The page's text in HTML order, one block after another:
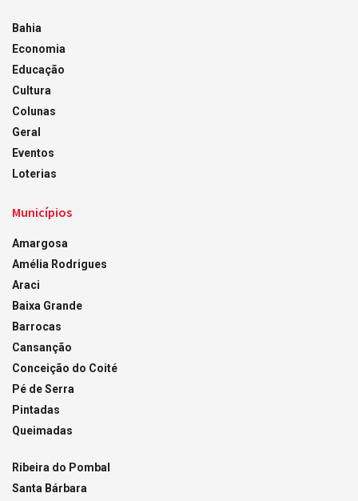
Bahia
Economia
Educação
Cultura
Colunas
Geral
Eventos
Loterias
Municípios
Amargosa
Amélia Rodrigues
Araci
Baixa Grande
Barrocas
Cansanção
Conceição do Coité
Pé de Serra
Pintadas
Queimadas
Ribeira do Pombal
Santa Bárbara